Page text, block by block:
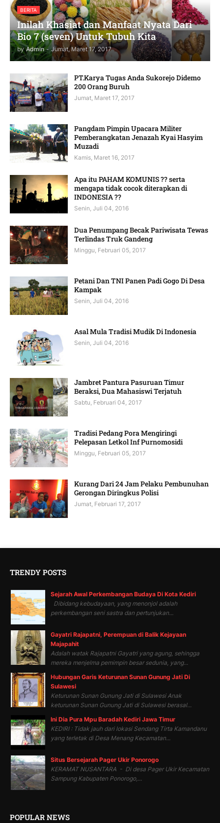
BERITA
Inilah Khasiat dan Manfaat Nyata Dari
Bio 7 (seven) Untuk Tubuh Kita
by Admin - Jumat, Maret 17, 2017
PT.Karya Tugas Anda Sukorejo Didemo
200 Orang Buruh
Jumat, Maret 17, 2017
Pangdam Pimpin Upacara Militer
Pemberangkatan Jenazah Kyai Hasyim
Muzadi
Kamis, Maret 16, 2017
Apa itu PAHAM KOMUNIS ?? serta
mengapa tidak cocok diterapkan di
INDONESIA ??
Senin, Juli 04, 2016
Dua Penumpang Becak Pariwisata Tewas
Terlindas Truk Gandeng
Minggu, Februari 05, 2017
Petani Dan TNI Panen Padi Gogo Di Desa
Kampak
Senin, Juli 04, 2016
Asal Mula Tradisi Mudik Di Indonesia
Senin, Juli 04, 2016
Jambret Pantura Pasuruan Timur
Beraksi, Dua Mahasiswi Terjatuh
Sabtu, Februari 04, 2017
Tradisi Pedang Pora Mengiringi
Pelepasan Letkol Inf Purnomosidi
Minggu, Februari 05, 2017
Kurang Dari 24 Jam Pelaku Pembunuhan
Gerongan Diringkus Polisi
Jumat, Februari 17, 2017
TRENDY POSTS
Sejarah Awal Perkembangan Budaya Di Kota Kediri
Dibidang kebudayaan, yang menonjol adalah
perkembangan seni sastra dan pertunjukan...
Gayatri Rajapatni, Perempuan di Balik Kejayaan
Majapahit
Adalah watak Rajapatni Gayatri yang agung, sehingga
mereka menjelma pemimpin besar sedunia, yang...
Hubungan Garis Keturunan Sunan Gunung Jati Di
Sulawesi
Keturunan Sunan Gunung Jati di Sulawesi Anak
keturunan Sunan Gunung Jati di Sulawesi berasal...
Ini Dia Pura Mpu Baradah Kediri Jawa Timur
KEDIRI : Tidak jauh dari lokasi Sendang Tirta Kamandanu
yang terletak di Desa Menang Kecamatan...
Situs Bersejarah Pager Ukir Ponorogo
KERAMAT NUSANTARA - Di desa Pager Ukir Kecamatan
Sampung Kabupaten Ponorogo,...
POPULAR NEWS